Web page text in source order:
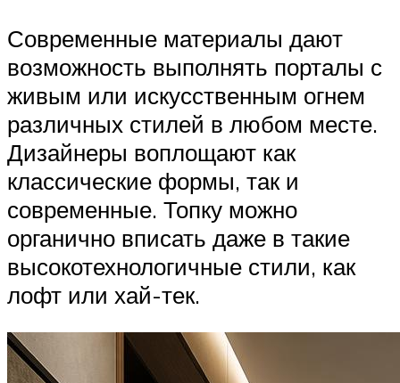
Современные материалы дают
возможность выполнять порталы с
живым или искусственным огнем
различных стилей в любом месте.
Дизайнеры воплощают как
классические формы, так и
современные. Топку можно
органично вписать даже в такие
высокотехнологичные стили, как
лофт или хай-тек.